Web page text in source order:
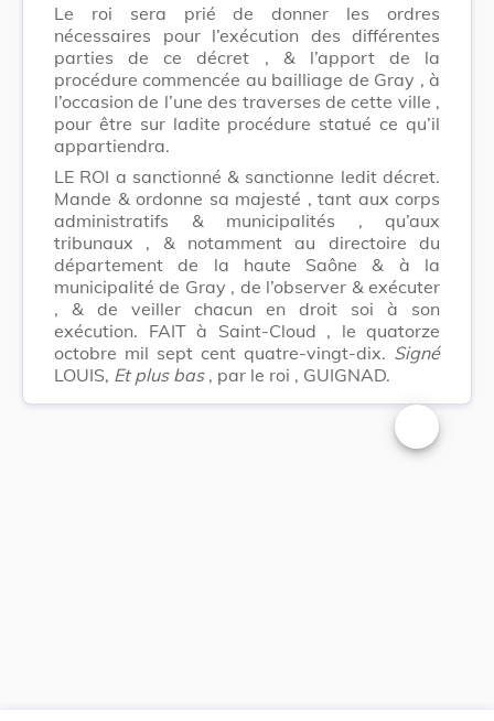
Le roi sera prié de donner les ordres
nécessaires pour l’exécution des différentes
parties de ce décret , & l’apport de la
procédure commencée au bailliage de Gray , à
l’occasion de l’une des traverses de cette ville ,
pour être sur ladite procédure statué ce qu’il
appartiendra.
LE ROI a sanctionné & sanctionne ledit décret.
Mande & ordonne sa majesté , tant aux corps
administratifs & municipalités , qu’aux
tribunaux , & notamment au directoire du
département de la haute Saône & à la
municipalité de Gray , de l’observer & exécuter
, & de veiller chacun en droit soi à son
exécution. FAIT à Saint-Cloud , le quatorze
octobre mil sept cent quatre-vingt-dix. Signé
LOUIS, Et plus bas, par le roi , GUIGNAD.
Changer la